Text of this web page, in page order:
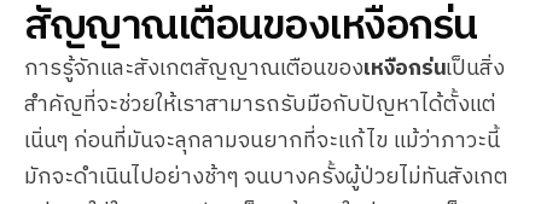
สัญญาณเตือนของเหงือกร่น
การรู้จักและสังเกตสัญญาณเตือนของเหงือกร่นเป็นสิ่ง
สำคัญที่จะช่วยให้เราสามารถรับมือกับปัญหาได้ตั้งแต่
เนิ่นๆ ก่อนที่มันจะลุกลามจนยากที่จะแก้ไข แม้ว่าภาวะนี้
มักจะดำเนินไปอย่างช้าๆ จนบางครั้งผู้ป่วยไม่ทันสังเกต